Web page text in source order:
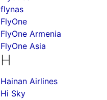
flynas
FlyOne
FlyOne Armenia
FlyOne Asia
H
Hainan Airlines
Hi Sky